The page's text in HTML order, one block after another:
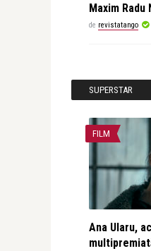
Maxim
de revistatango
SUPERSTAR
FILM
Ana Ularu,